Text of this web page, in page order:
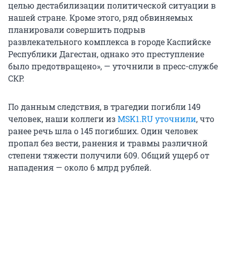
целью дестабилизации политической ситуации в
нашей стране. Кроме этого, ряд обвиняемых
планировали совершить подрыв
развлекательного комплекса в городе Каспийске
Республики Дагестан, однако это преступление
было предотвращено», — уточнили в пресс-службе
СКР.
По данным следствия, в трагедии погибли 149
человек, наши коллеги изMSK1.RU уточнили, что
ранее речь шла о 145 погибших. Один человек
пропал без вести, ранения и травмы различной
степени тяжести получили 609. Общий ущерб от
нападения — около 6 млрд рублей.